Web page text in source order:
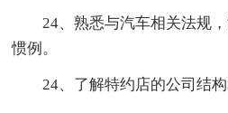
24、熟悉与汽车相关法规
惯例。
24、了解特约店的公司结